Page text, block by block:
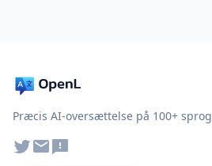
Præcis AI-oversættelse på 100+ sprog